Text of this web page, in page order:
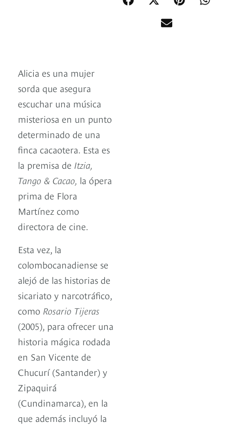
Alicia es una mujer
sorda que asegura
escuchar una música
misteriosa en un punto
determinado de una
finca cacaotera. Esta es
la premisa de Itzia,
Tango & Cacao, la ópera
prima de Flora
Martínez como
directora de cine.
Esta vez, la
colombocanadiense se
alejó de las historias de
sicariato y narcotráfico,
como Rosario Tijeras
(2005), para ofrecer una
historia mágica rodada
en San Vicente de
Chucurí (Santander) y
Zipaquirá
(Cundinamarca), en la
que además incluyó la